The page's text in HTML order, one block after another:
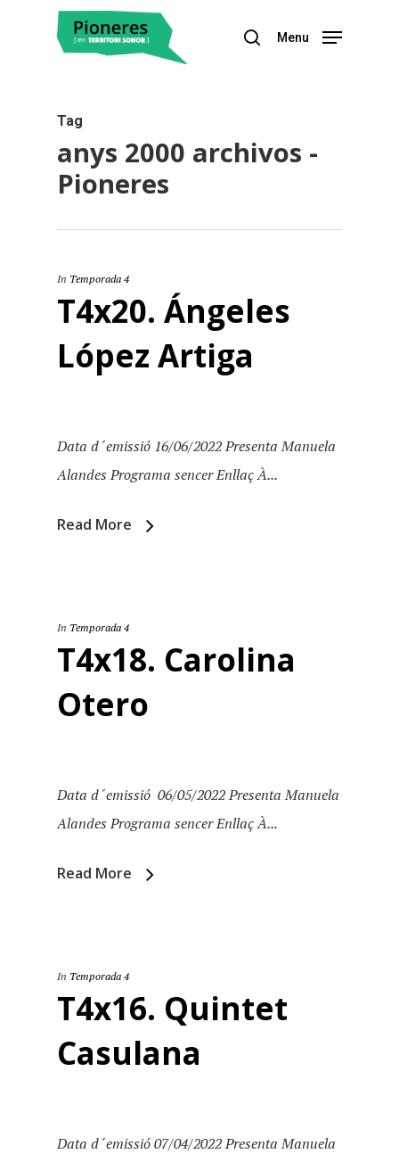
Menu
Tag
anys 2000 archivos -
Pioneres
In Temporada 4
T4x20. Ángeles
López Artiga
Data d´emissió 16/06/2022 Presenta Manuela
Alandes Programa sencer Enllaç À...
Read More
In Temporada 4
T4x18. Carolina
Otero
Data d´emissió 06/05/2022 Presenta Manuela
Alandes Programa sencer Enllaç À...
Read More
In Temporada 4
T4x16. Quintet
Casulana
Data d´emissió 07/04/2022 Presenta Manuela